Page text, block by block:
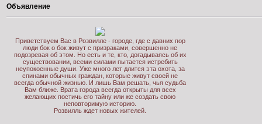
Объявление
Приветствуем Вас в Розвилле - городе, где с давних пор
люди бок о бок живут с призраками, совершенно не
подозревая об этом. Но есть и те, кто, догадываясь об их
существовании, всеми силами пытается истребить
неупокоенные души. Уже много лет длится эта охота, за
спинами обычных граждан, которые живут своей не
всегда обычной жизнью. И лишь Вам решать, чья судьба
Вам ближе. Врата города всегда открыты для всех
желающих постичь его тайну или же создать свою
неповторимую историю.
Розвилль ждет новых жителей.